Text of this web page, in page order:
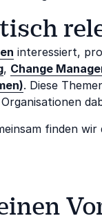
interessiert,
, Change
. Diese
finden